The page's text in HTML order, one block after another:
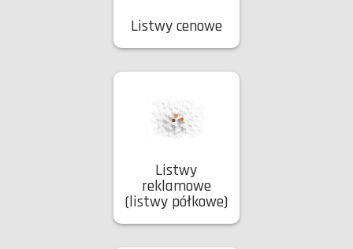
Listwy cenowe
Listwy
reklamowe
(listwy półkowe)